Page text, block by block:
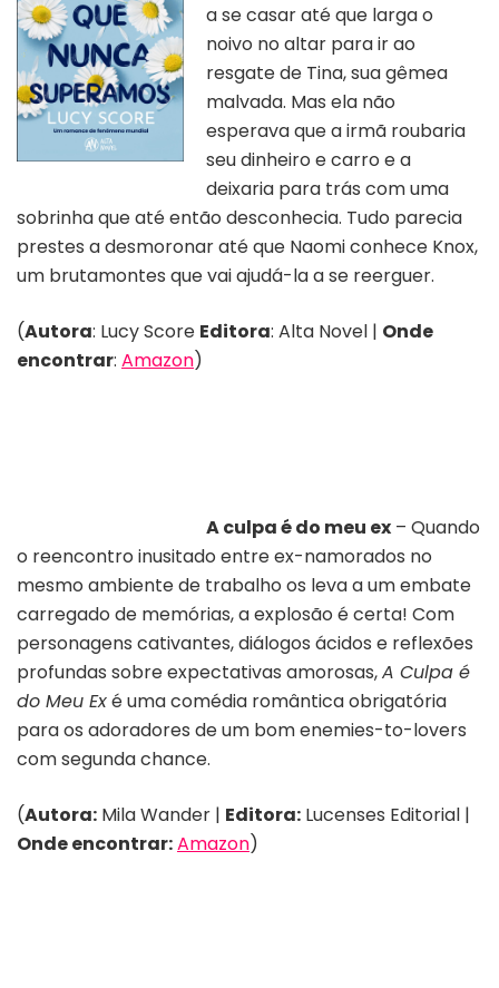
a se casar até que larga o
noivo no altar para ir ao
resgate de Tina, sua gêmea
malvada. Mas ela não
esperava que a irmã roubaria
seu dinheiro e carro e a
deixaria para trás com uma
sobrinha que até então desconhecia. Tudo parecia
prestes a desmoronar até que Naomi conhece Knox,
um brutamontes que vai ajudá-la a se reerguer.
(Autora: Lucy Score Editora: Alta Novel | Onde
encontrar: Amazon)
A culpa é do meu ex – Quando
o reencontro inusitado entre ex-namorados no
mesmo ambiente de trabalho os leva a um embate
carregado de memórias, a explosão é certa! Com
personagens cativantes, diálogos ácidos e reflexões
profundas sobre expectativas amorosas,A Culpa é
do Meu Exé uma comédia romântica obrigatória
para os adoradores de um bom enemies-to-lovers
com segunda chance.
(Autora: Mila Wander | Editora: Lucenses Editorial |
Onde encontrar:Amazon)